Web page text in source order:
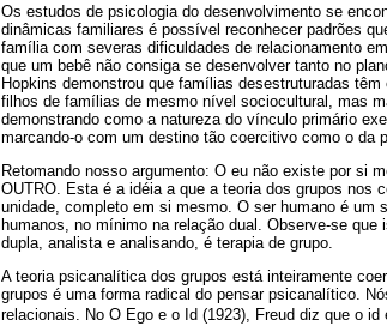
Os estudos de psicologia do desenvolvimento se
dinâmicas familiares é possível reconhecer padrões
família com severas dificuldades de relacionamento
que um bebê não consiga se desenvolver tanto no
Hopkins demonstrou que famílias desestruturadas
filhos de famílias de mesmo nível sociocultural, mas
demonstrando como a natureza do vínculo primário
marcando-o com um destino tão coercitivo como o da
Retomando nosso argumento: O eu não existe por si
OUTRO. Esta é a idéia a que a teoria dos grupos nos
unidade, completo em si mesmo. O ser humano é um
humanos, no mínimo na relação dual. Observe-se
dupla, analista e analisando, é terapia de grupo.
A teoria psicanalítica dos grupos está inteiramente
grupos é uma forma radical do pensar psicanalítico.
relacionais. No O Ego e o Id (1923), Freud diz que o